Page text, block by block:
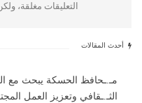
التعليقات مغلقة،
أحدث المقالات
مـ.ـحافظ الحسكة يبحث مع
الثـ.ـقافي وتعزيز العمل